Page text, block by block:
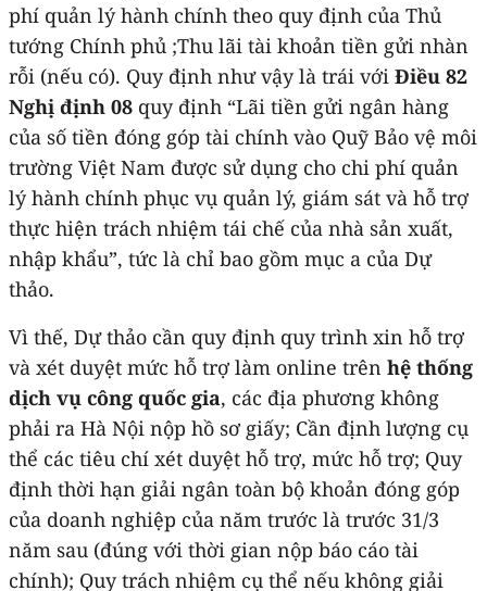
phí quản lý hành chính theo quy định của Thủ
tướng Chính phủ ;Thu lãi tài khoản tiền gửi nhàn
rỗi (nếu có). Quy định như vậy là trái với Điều 82
Nghị định 08 quy định “Lãi tiền gửi ngân hàng
của số tiền đóng góp tài chính vào Quỹ Bảo vệ môi
trường Việt Nam được sử dụng cho chi phí quản
lý hành chính phục vụ quản lý, giám sát và hỗ trợ
thực hiện trách nhiệm tái chế của nhà sản xuất,
nhập khẩu”, tức là chỉ bao gồm mục a của Dự
thảo.
Vì thế, Dự thảo cần quy định quy trình xin hỗ trợ
và xét duyệt mức hỗ trợ làm online trên hệ thống
dịch vụ công quốc gia, các địa phương không
phải ra Hà Nội nộp hồ sơ giấy; Cần định lượng cụ
thể các tiêu chí xét duyệt hỗ trợ, mức hỗ trợ; Quy
định thời hạn giải ngân toàn bộ khoản đóng góp
của doanh nghiệp của năm trước là trước 31/3
năm sau (đúng với thời gian nộp báo cáo tài
chính); Quy trách nhiệm cụ thể nếu không giải